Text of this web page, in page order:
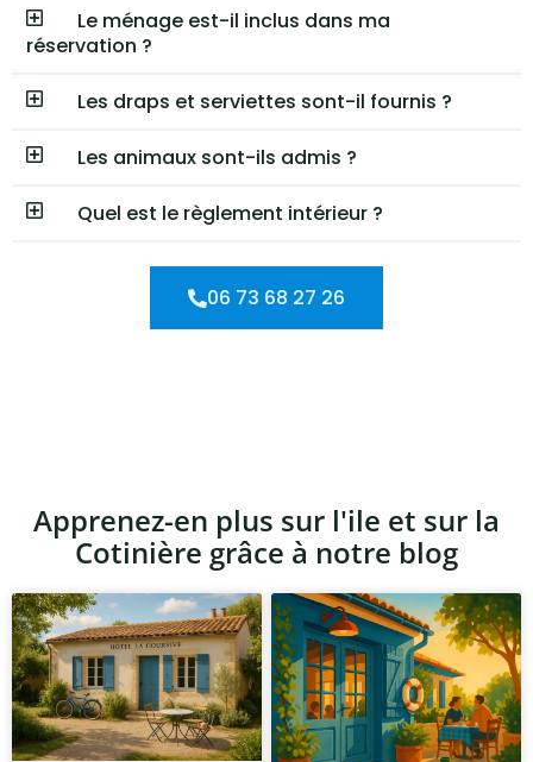
Le ménage est-il inclus dans ma
réservation ?
Les draps et serviettes sont-il fournis ?
Les animaux sont-ils admis ?
Quel est le règlement intérieur ?
06 73 68 27 26
Apprenez-en plus sur l'ile et sur la
Cotinière grâce à notre blog